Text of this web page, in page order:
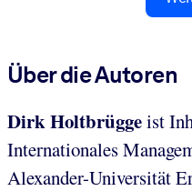
Über die Autoren
Dirk Holtbrüggeist
Internationales
Alexander-Universität